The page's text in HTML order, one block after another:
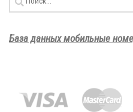
База данных мобильные